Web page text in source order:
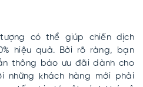
có thể giúp chiến dịch
hiệu quả. Bởi rõ ràng, bạn
thông báo ưu đãi dành cho
những khách hàng mới phải